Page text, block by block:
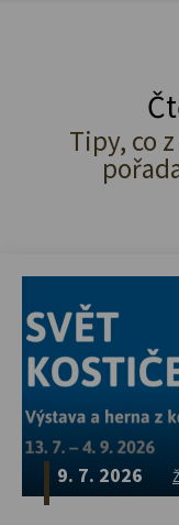
Tipy, co
9. 7. 2026